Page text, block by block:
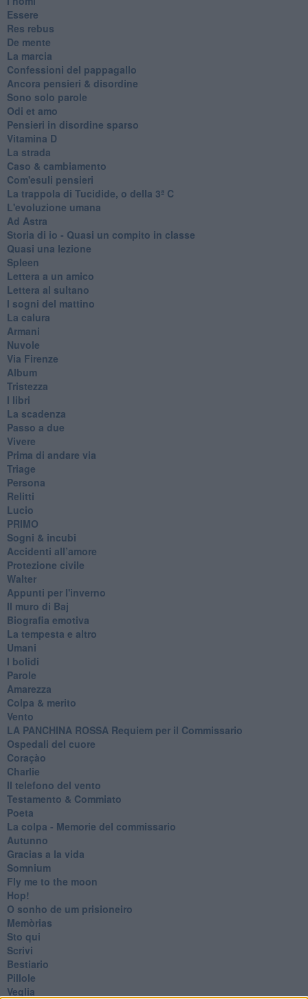
Essere
Res rebus
De mente
La marcia
Confessioni del pappagallo
Ancora pensieri & disordine
Sono solo parole
Odi et amo
Pensieri in disordine sparso
Vitamina D
La strada
Caso & cambiamento
Com'esuli pensieri
La trappola di Tucidide, o della 3ª C
L'evoluzione umana
Ad Astra
Storia di io - Quasi un compito in classe
Quasi una lezione
Spleen
Lettera a un amico
Lettera al sultano
I sogni del mattino
La calura
Armani
Nuvole
Via Firenze
Album
Tristezza
I libri
La scadenza
Passo a due
Vivere
Prima di andare via
Triage
Persona
Relitti
Lucio
PRIMO
Sogni & incubi
Accidenti all’amore
Protezione civile
Walter
Appunti per l'inverno
Il muro di Baj
Biografia emotiva
La tempesta e altro
Umani
I bolidi
Parole
Amarezza
Colpa & merito
Vento
​LA PANCHINA ROSSA Requiem per il Commissario
Ospedali del cuore
Coraçào
Charlie
Il telefono del vento
Testamento & Commiato
Poeta
​La colpa - Memorie del commissario
Autunno
Gracias a la vida
Somnium
Fly me to the moon
Hop!
O sonho de um prisioneiro
Memòrias
Sto qui
Scrivi
Bestiario
Pillole
Veglia